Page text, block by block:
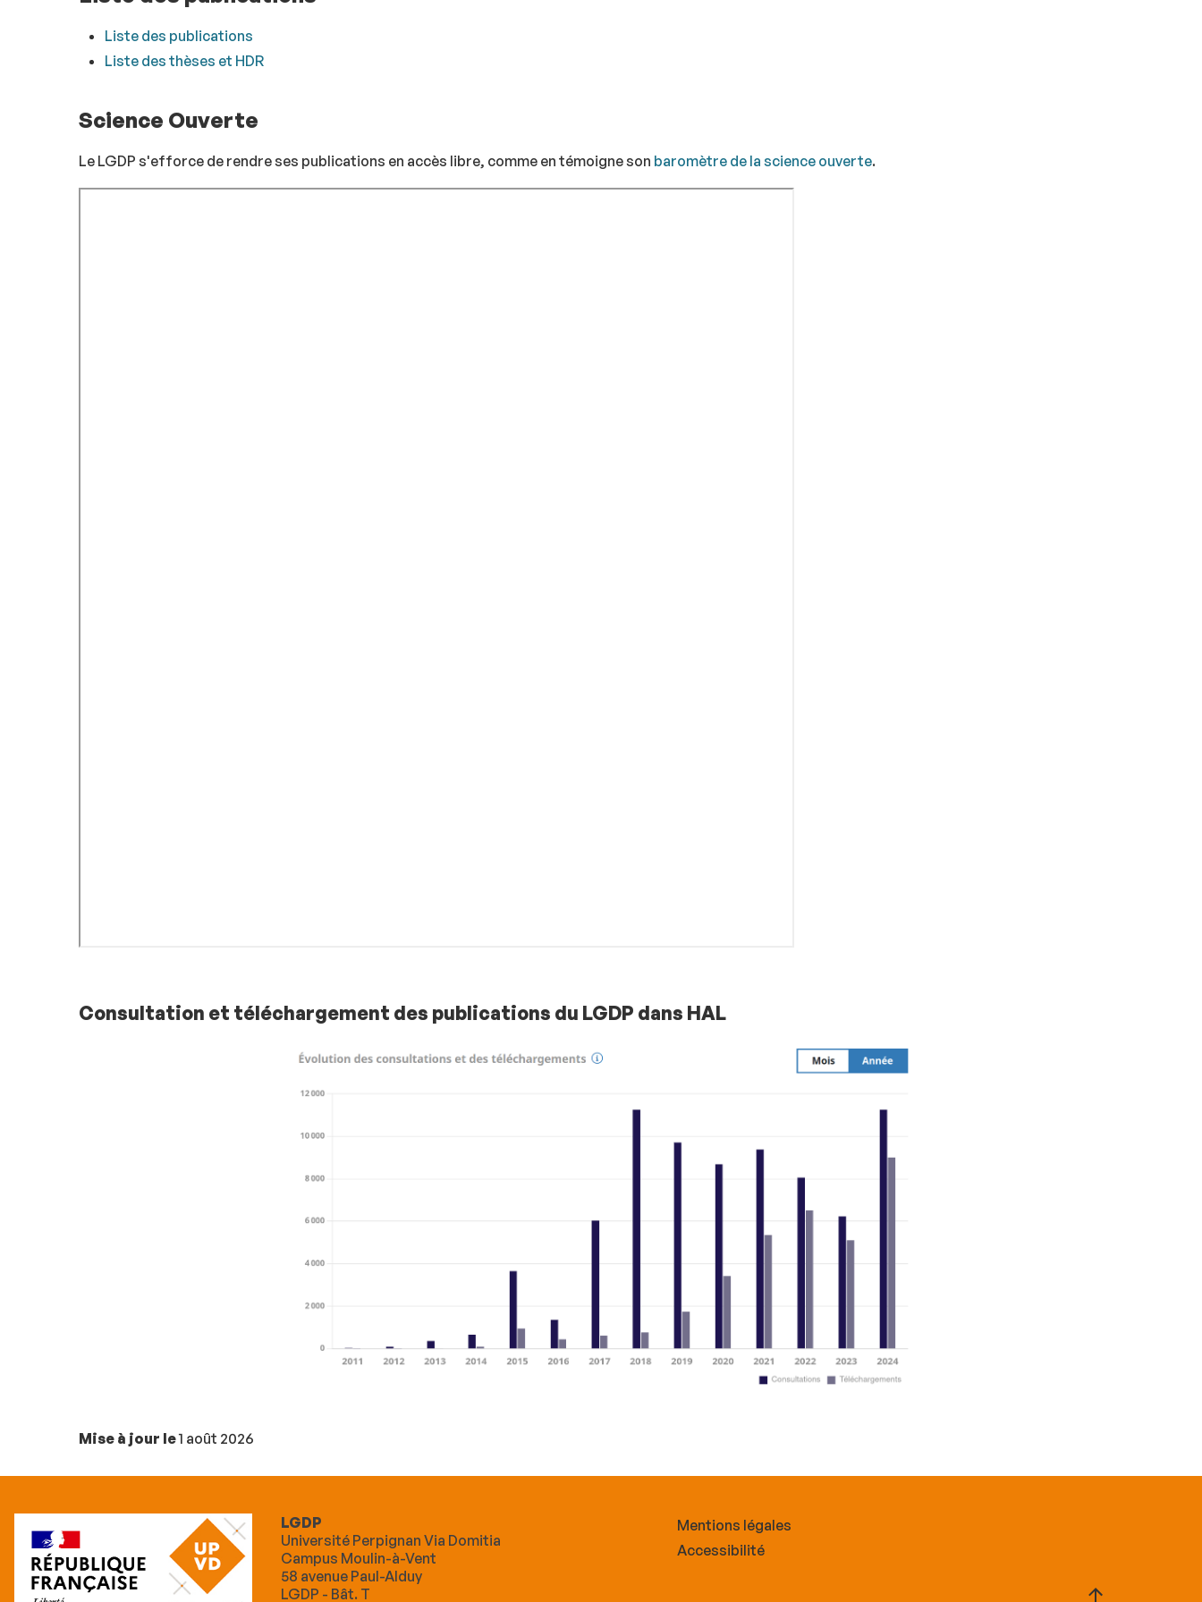
Liste des publications
Liste des thèses et HDR
Science Ouverte
Le LGDP s'efforce de rendre ses publications en accès libre, comme en témoigne son baromètre de la science ouverte.
Consultation et téléchargement des publications du LGDP dans HAL
Mise à jour le1 août 2026
LGDP
Université Perpignan Via Domitia
Campus Moulin-à-Vent
58 avenue Paul-Alduy
LGDP - Bât. T
Mentions légales
Accessibilité